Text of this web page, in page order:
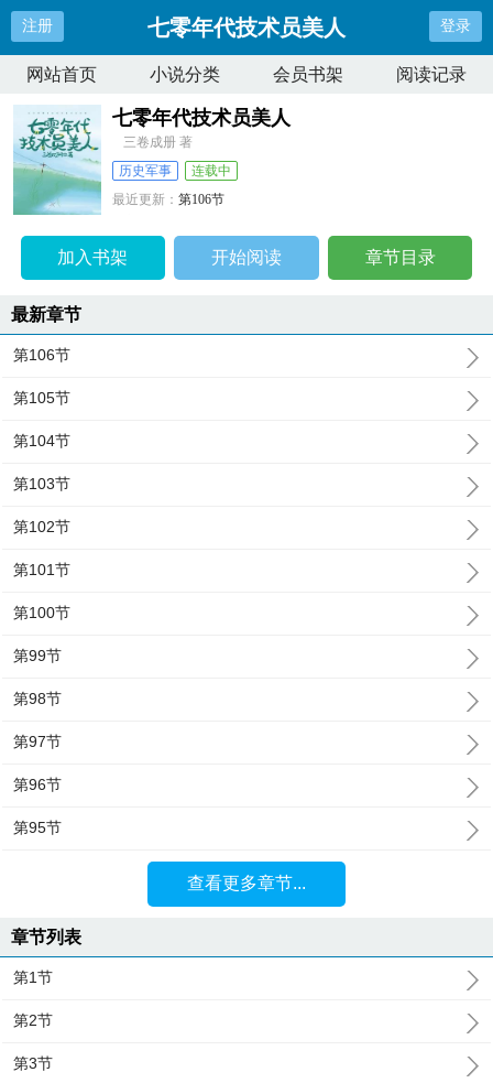
注册 七零年代技术员美人 登录
网站首页 小说分类 会员书架 阅读记录
七零年代技术员美人
三卷成册 著
历史军事
连载中
最近更新：第106节
加入书架 开始阅读 章节目录
最新章节
第106节
第105节
第104节
第103节
第102节
第101节
第100节
第99节
第98节
第97节
第96节
第95节
查看更多章节...
章节列表
第1节
第2节
第3节